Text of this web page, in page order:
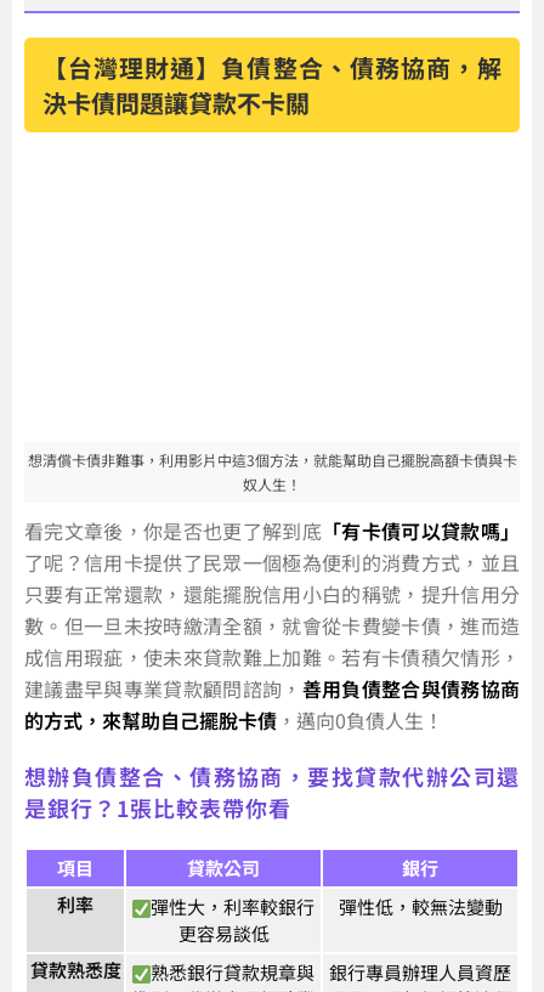
【台灣理財通】負債整合、債務協商，解
決卡債問題讓貸款不卡關
想清償卡債非難事，利用影片中這3個方法，就能幫助自己擺脫高額卡債與卡
奴人生！
看完文章後，你是否也更了解到底 「有卡債可以貸款嗎」
了呢？信用卡提供了民眾一個極為便利的消費方式，並且
只要有正常還款，還能擺脫信用小白的稱號，提升信用分
數。但一旦未按時繳清全額，就會從卡費變卡債，進而造
成信用瑕疵，使未來貸款難上加難。若有卡債積欠情形，
建議盡早與專業貸款顧問諮詢， 善用負債整合與債務協商
的方式，來幫助自己擺脫卡債 ，邁向0負債人生！
想辦負債整合、債務協商，要找貸款代辦公司還
是銀行？1張比較表帶你看
項目 貸款公司
銀行
利率
彈性大，利率較銀行
更容易談低
彈性低，較無法變動
貸款熟悉度
熟悉銀行貸款規章與 銀行專員辦理人員資歷